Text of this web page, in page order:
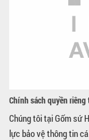
Chính sách quyền riêng
Chúng tôi tại Gốm sứ
lực bảo vệ thông tin